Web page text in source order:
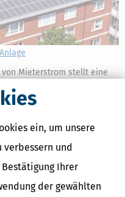
ein, um unsere
verbessern und
Ihrer
der gewählten
von Mieterstrom stellt eine
(PV-Anlage)